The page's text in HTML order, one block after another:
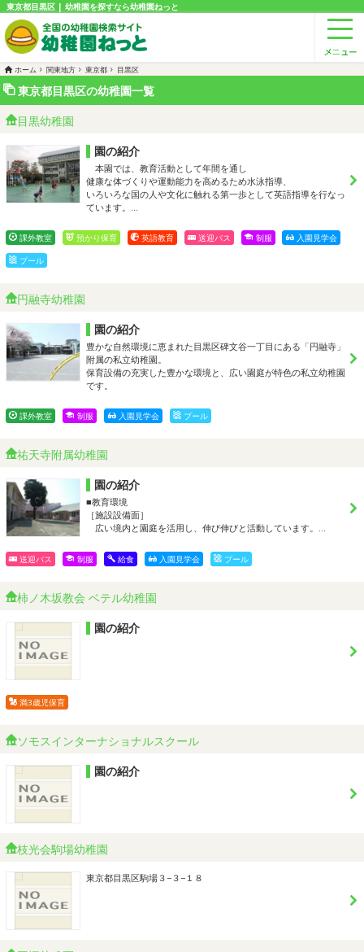
東京都目黒区 | 幼稚園を探すなら幼稚園ねっと
ホーム 関東地方 東京都 目黒区
東京都目黒区の幼稚園一覧
目黒幼稚園
園の紹介
本園では、教育活動として年間を通し
健康な体づくりや運動能力を高めるため水泳指導、
いろいろな国の人や文化に触れる第一歩として英語指導を行なっ
ています。…
課外教室 預かり保育 英語教育 送迎バス 制服 入園見学会
プール
円融寺幼稚園
園の紹介
豊かな自然環境に恵まれた目黒区碑文谷一丁目にある「円融寺」
附属の私立幼稚園。
保育設備の充実した豊かな環境と、広い園庭が特色の私立幼稚園
です。
課外教室 制服 入園見学会 プール
祐天寺附属幼稚園
園の紹介
■教育環境
［施設設備面］
広い境内と園庭を活用し、伸び伸びと活動しています。…
送迎バス 制服 給食 入園見学会 プール
柿ノ木坂教会 ベテル幼稚園
園の紹介
満3歳児保育
ソモスインターナショナルスクール
園の紹介
枝光会駒場幼稚園
東京都目黒区駒場３−３−１８